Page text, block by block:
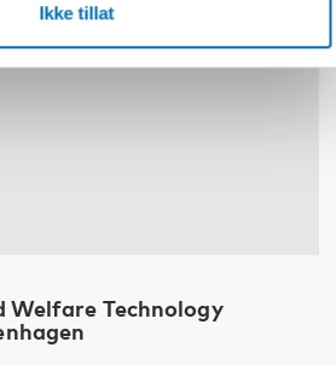
Ikke tillat
Welfare Technology